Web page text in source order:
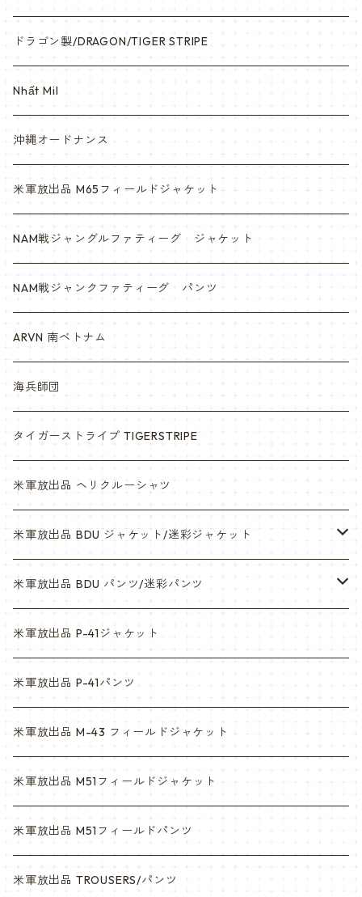
ドラゴン製/DRAGON/TIGER STRIPE
Nhất Mil
沖縄オードナンス
米軍放出品 M65フィールドジャケット
NAM戦ジャングルファティーグ ジャケット
NAM戦ジャンクファティーグ パンツ
ARVN 南ベトナム
海兵師団
タイガーストライプ TIGERSTRIPE
米軍放出品 ヘリクルーシャツ
米軍放出品 BDU ジャケット/迷彩ジャケット
ウッドランド
ACU
マルチカム
3c
6c
デザート
デザートマーパット
米軍放出品 BDU パンツ/迷彩パンツ
ウッドランド
ACU
マルチカム
3c
6c
デザート
米軍放出品 P-41ジャケット
米軍放出品 P-41パンツ
米軍放出品 M-43 フィールドジャケット
米軍放出品 M51フィールドジャケット
米軍放出品 M51フィールドパンツ
米軍放出品 TROUSERS/パンツ